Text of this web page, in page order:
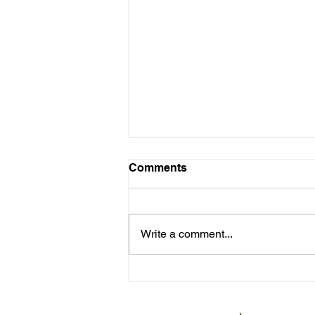
Comments
Write a comment...